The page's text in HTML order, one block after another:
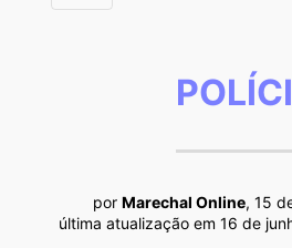
por Marechal Online, 15
última atualização em 16 de